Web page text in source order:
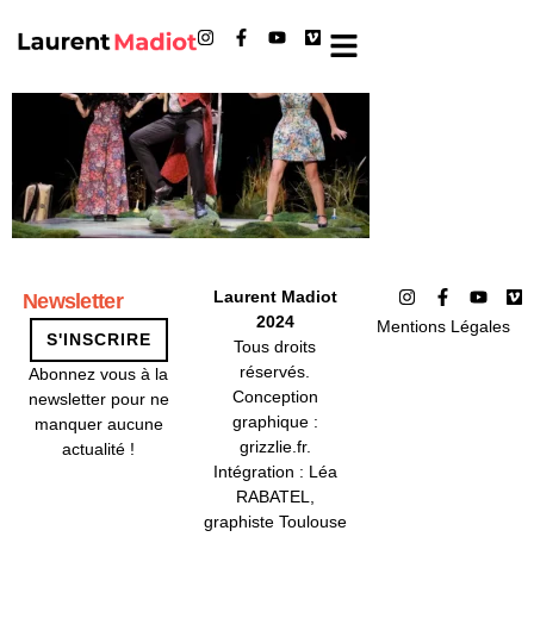
Newsletter
S'INSCRIRE
Abonnez vous à la
newsletter pour ne
manquer aucune
actualité !
Laurent Madiot
2024
Tous droits
réservés.
Conception
graphique :
grizzlie.fr.
Intégration : Léa
RABATEL,
graphiste Toulouse
Mentions Légales